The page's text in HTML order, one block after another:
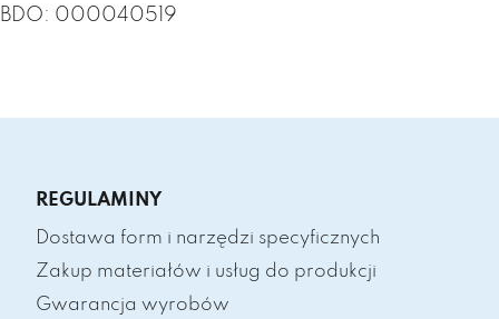
BDO: 000040519
REGULAMINY
Dostawa form i narzędzi specyficznych
Zakup materiałów i usług do produkcji
Gwarancja wyrobów